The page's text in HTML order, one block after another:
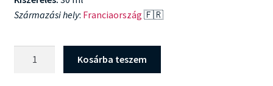
16.490 Ft.13.990 Ft.
Származási hely: Franciaország 🇫🇷
Kosárba teszem